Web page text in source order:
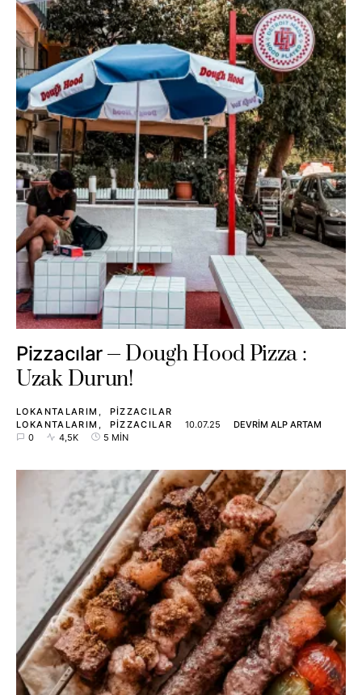
Pizzacılar
Dough Hood Pizza :
Uzak Durun!
LOKANTALARIM
PIZZACILAR
LOKANTALARIM
PIZZACILAR 10.07.25
DEVRIM ALP ARTAM
0
4,5K 5 MIN